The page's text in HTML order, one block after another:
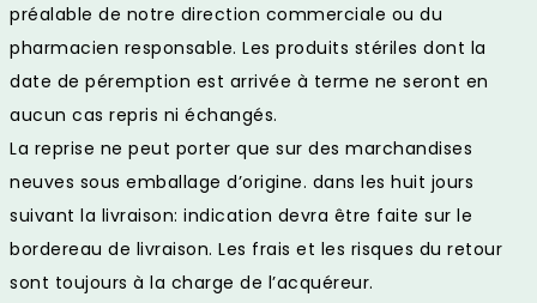
préalable de notre direction commerciale ou du
pharmacien responsable. Les produits stériles dont la
date de péremption est arrivée à terme ne seront en
aucun cas repris ni échangés.
La reprise ne peut porter que sur des marchandises
neuves sous emballage d’origine. dans les huit jours
suivant la livraison: indication devra être faite sur le
bordereau de livraison. Les frais et les risques du retour
sont toujours à la charge de l’acquéreur.